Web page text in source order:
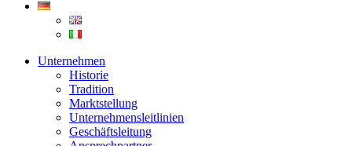
Unternehmen
Historie
Tradition
Marktstellung
Unternehmensleitlinien
Geschäftsleitung